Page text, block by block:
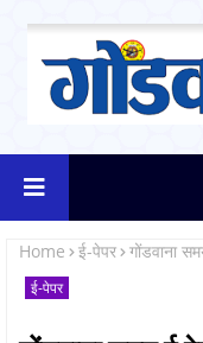
Home ई-पेपर गोंडवाना
ई-पेपर